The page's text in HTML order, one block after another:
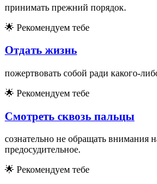
принимать прежний порядок.
🌟 Рекомендуем тебе
Отдать жизнь
пожертвовать собой ради какого-
🌟 Рекомендуем тебе
Смотреть сквозь пальцы
сознательно не обращать внимания
предосудительное.
🌟 Рекомендуем тебе